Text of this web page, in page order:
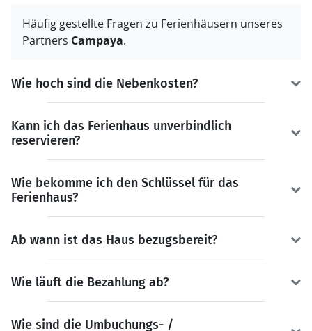
Häufig gestellte Fragen zu Ferienhäusern unseres
Partners Campaya.
Wie hoch sind die Nebenkosten?
Kann ich das Ferienhaus unverbindlich
reservieren?
Wie bekomme ich den Schlüssel für das
Ferienhaus?
Ab wann ist das Haus bezugsbereit?
Wie läuft die Bezahlung ab?
Wie sind die Umbuchungs- /